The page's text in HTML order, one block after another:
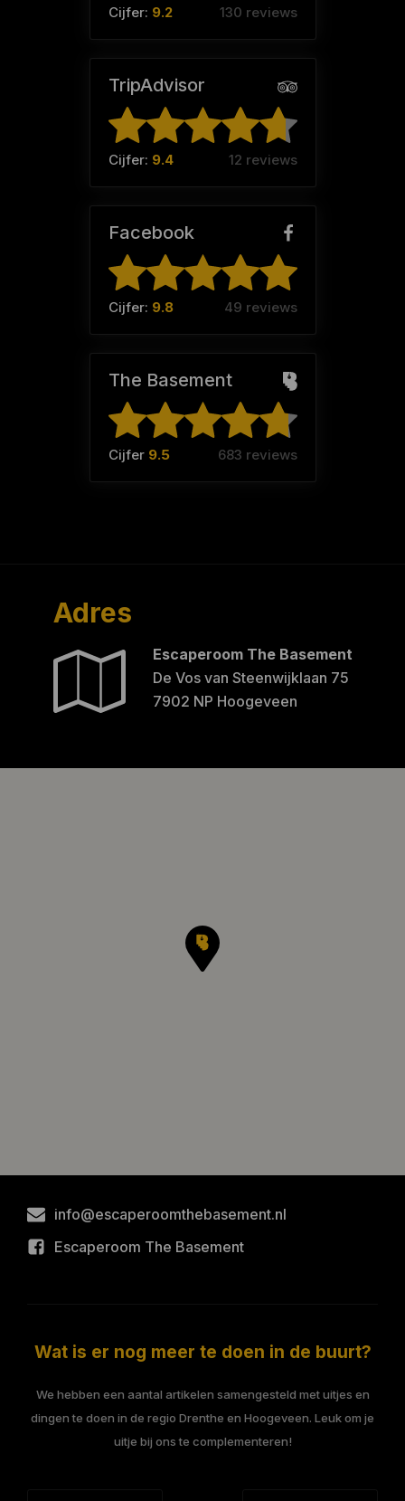
Cijfer: 9.2 130 reviews
TripAdvisor
Cijfer: 9.4 12 reviews
Facebook
Cijfer: 9.8 49 reviews
The Basement
Cijfer 9.5 683 reviews
Adres
Escaperoom The Basement
De Vos van Steenwijklaan 75
7902 NP Hoogeveen
info@escaperoomthebasement.nl
Escaperoom The Basement
Wat is er nog meer te doen in de buurt?
We hebben een aantal artikelen samengesteld met uitjes en
dingen te doen in de regio Drenthe en Hoogeveen. Leuk om je
uitje bij ons te complementeren!